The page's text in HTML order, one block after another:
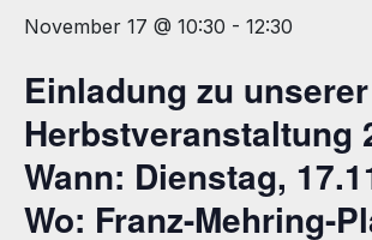
November 17 @ 10:30 - 12:30
Einladung zu unserer
Herbstveranstaltung
Wann: Dienstag,
Wo: Franz-Mehring-